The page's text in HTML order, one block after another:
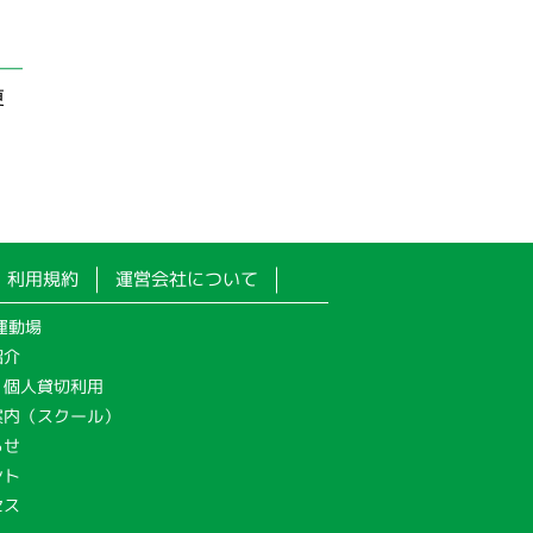
利用規約 運営会社について
動場
人貸切利用
（スクール）